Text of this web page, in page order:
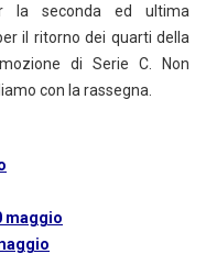
la seconda ed ultima
il ritorno dei quarti della
di Serie C. Non
con la rassegna.
maggio